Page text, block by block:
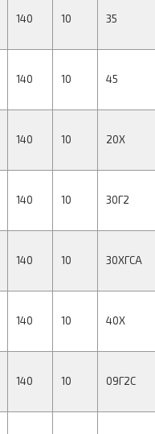
140 10 35
140 10 45
140 10 20Х
140 10 30Г2
140 10 30ХГСА
140 10 40Х
140 10 09Г2С